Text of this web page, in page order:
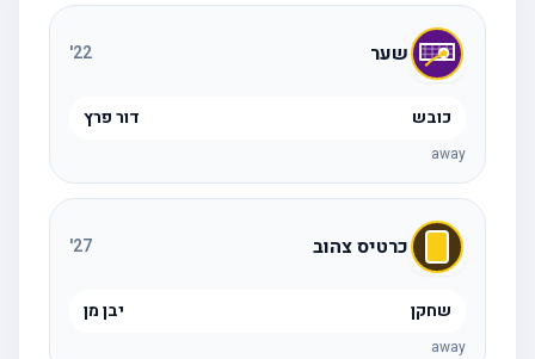
שער 22
'
כובש דור פרץ
away
כרטיס צהוב 27
'
שחקן יבן מן
away